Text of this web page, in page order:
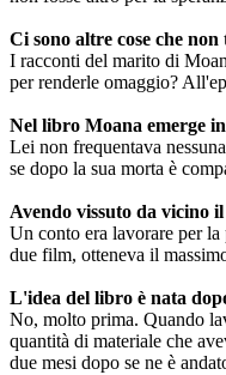
Ci sono altre cose che
I racconti del marito di
per renderle omaggio?
Nel libro Moana emerge
Lei non frequentava
se dopo la sua morta è
Avendo vissuto da vicino
Un conto era lavorare per
due film, otteneva il
L'idea del libro è nata
No, molto prima. Quando
quantità di materiale che
due mesi dopo se ne è